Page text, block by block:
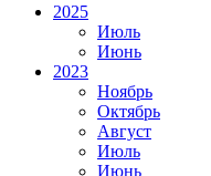
2025
Июль
Июнь
2023
Ноябрь
Октябрь
Август
Июль
Июнь